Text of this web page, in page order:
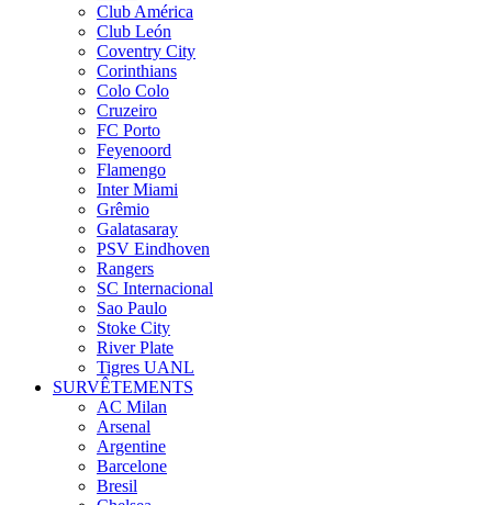
Club América
Club León
Coventry City
Corinthians
Colo Colo
Cruzeiro
FC Porto
Feyenoord
Flamengo
Inter Miami
Grêmio
Galatasaray
PSV Eindhoven
Rangers
SC Internacional
Sao Paulo
Stoke City
River Plate
Tigres UANL
SURVÊTEMENTS
AC Milan
Arsenal
Argentine
Barcelone
Bresil